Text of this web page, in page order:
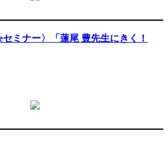
セミナー〉「蓮尾 豊先生にきく！